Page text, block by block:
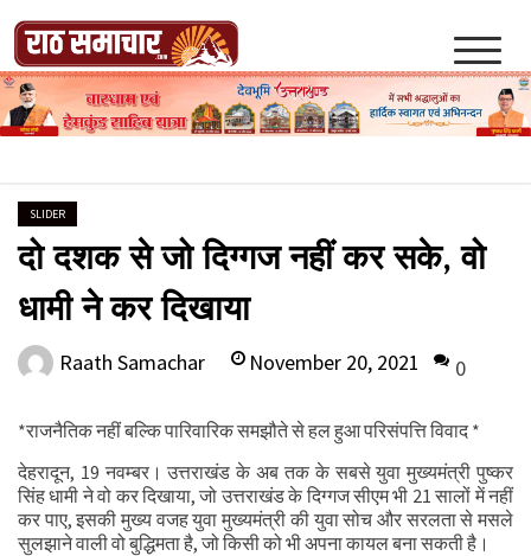
content
Raath Samachar
SLIDER
दो दशक से जो दिग्गज नहीं कर सके, वो
धामी ने कर दिखाया
Raath Samachar November 20, 2021 0
*राजनैतिक नहीं बल्कि पारिवारिक समझौते से हल हुआ परिसंपत्ति विवाद *
देहरादून, 19 नवम्बर। उत्तराखंड के अब तक के सबसे युवा मुख्यमंत्री पुष्कर
सिंह धामी ने वो कर दिखाया, जो उत्तराखंड के दिग्गज सीएम भी 21 सालों में नहीं
कर पाए, इसकी मुख्य वजह युवा मुख्यमंत्री की युवा सोच और सरलता से मसले
सुलझाने वाली वो बुद्धिमता है, जो किसी को भी अपना कायल बना सकती है।